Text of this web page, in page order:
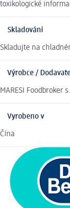
toxikologické
Skladování
Skladujte na
Výrobce /
MARESI Foodbroker
Vyrobeno v
Čína